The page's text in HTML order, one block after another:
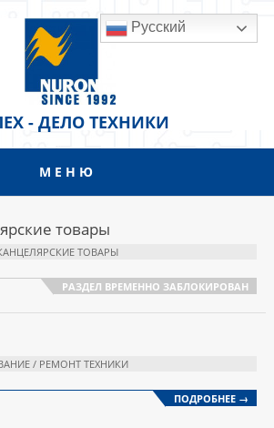
- ДЕЛО ТЕХНИКИ
МЕНЮ
товары
ТОВАРЫ
РАЗДЕЛ ВРЕМЕННО ЗАБЛОКИРОВАН
/ РЕМОНТ ТЕХНИКИ
ПОДРОБНЕЕ →
Русский